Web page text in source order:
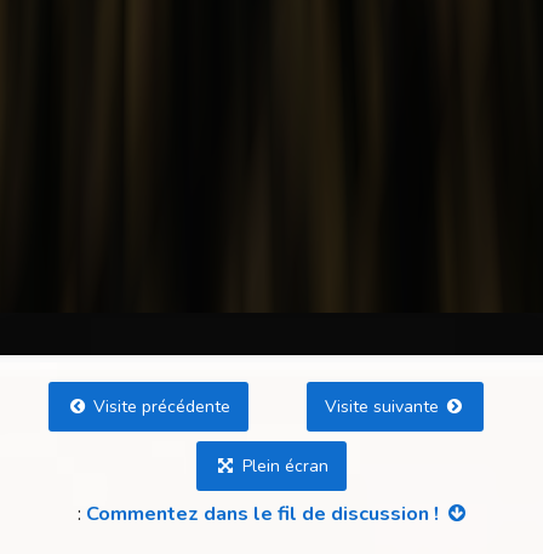
Visite précédente
Plein écran
: Commentez dans le fil de discussion !
Visite suivante